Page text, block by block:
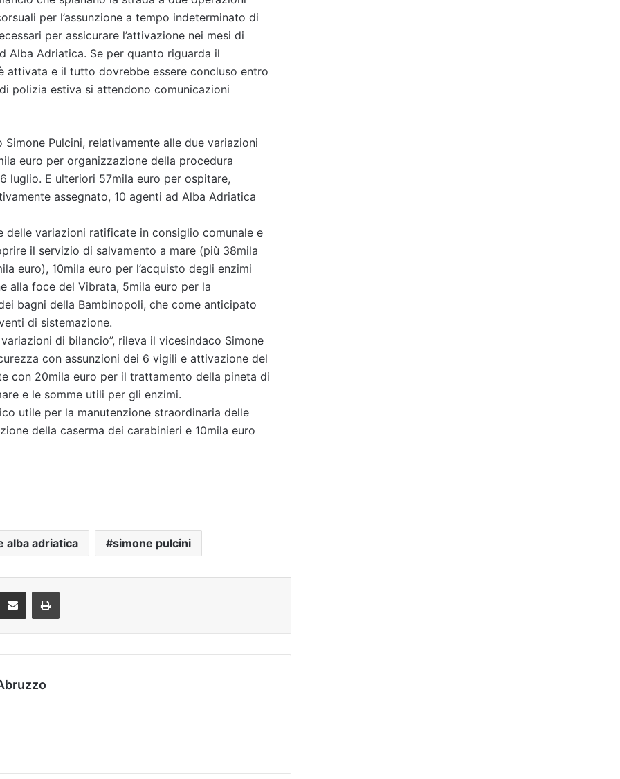
per l’assunzione a tempo indeterminato di
per assicurare l’attivazione nei mesi di
Adriatica. Se per quanto riguarda il
attivata e il tutto dovrebbe essere concluso entro
polizia estiva si attendono comunicazioni
Simone Pulcini, relativamente alle due variazioni
euro per organizzazione della procedura
luglio. E ulteriori 57mila euro per ospitare,
assegnato, 10 agenti ad Alba Adriatica
delle variazioni ratificate in consiglio comunale e
il servizio di salvamento a mare (più 38mila
euro), 10mila euro per l’acquisto degli enzimi
alla foce del Vibrata, 5mila euro per la
bagni della Bambinopoli, che come anticipato
di sistemazione.
di bilancio”, rileva il vicesindaco Simone
con assunzioni dei 6 vigili e attivazione del
con 20mila euro per il trattamento della pineta di
e le somme utili per gli enzimi.
utile per la manutenzione straordinaria delle
della caserma dei carabinieri e 10mila euro
alba adriatica simone pulcini